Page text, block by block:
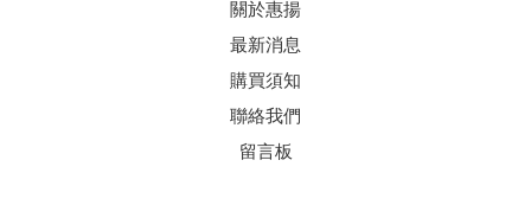
關於惠揚
最新消息
購買須知
聯絡我們
留言板